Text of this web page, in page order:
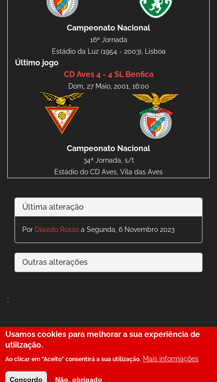
Campeonato Nacional
16ª Jornada
Estádio da Luz (1954 - 2003), Lisboa
Último jogo
CD Aves 4 - 4 SL Benfica
Dom, 27 Maio, 2001, 16:00
Campeonato Nacional
34ª Jornada, s/t
Estádio do CD Aves, Vila das Aves
Última alteração
Por Diavolo Rosso a Segunda, 6 Novembro 2023
Outras alterações
;
© SerBenfiquista.com 2001-2026
29
Usamos cookies para melhorar a sua experiência de
utiilzação.
Ao clicar em "Aceito" consentirá a sua utilização. Mais informações
Concordo Não, obrigado